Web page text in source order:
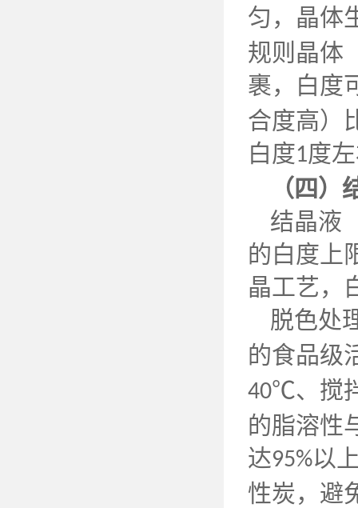
匀，晶体
规则晶体
裹，白度
合度高）
白度1度
（四
结晶液
的白度上
晶工艺，
脱色处
的食品级
40℃、搅
的脂溶性
达95%以
性炭，避